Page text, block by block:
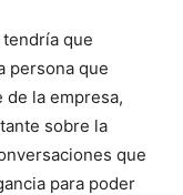
que
persona que
de la empresa,
sobre la
que
para poder